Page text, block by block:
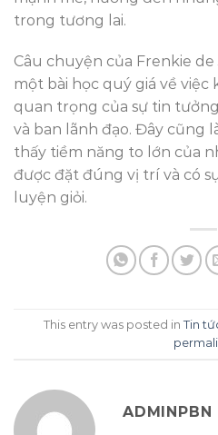
trong tương lai.
Câu chuyện của Frenkie
một bài học quý giá về việc
quan trọng của sự tin
và ban lãnh đạo. Đây cũng
thấy tiềm năng to lớn của
được đặt đúng vị trí và có
luyện giỏi.
This entry was posted in Tin
ADMINPBN